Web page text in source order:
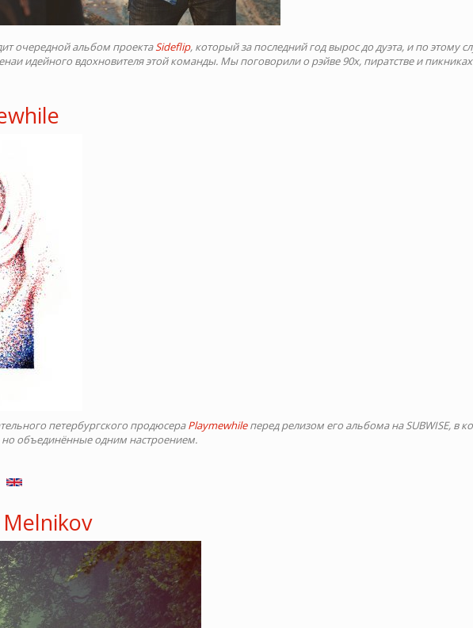
очередной альбом проектаSideflip, который за последний год вырос до дуэта, и по этому
идейного вдохновителя этой команды. Мы поговорили о рэйве 90х, пиратстве и
петербургского продюсераPlaymewhileперед релизом его альбома на SUBWISE, в
но объединённые одним настроением.